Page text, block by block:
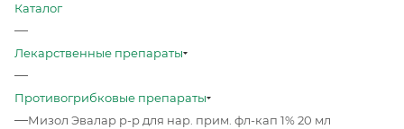
Каталог
—
Лекарственные препараты
—
Противогрибковые препараты
—Мизол Эвалар р-р для нар. прим. фл-кап 1% 20 мл